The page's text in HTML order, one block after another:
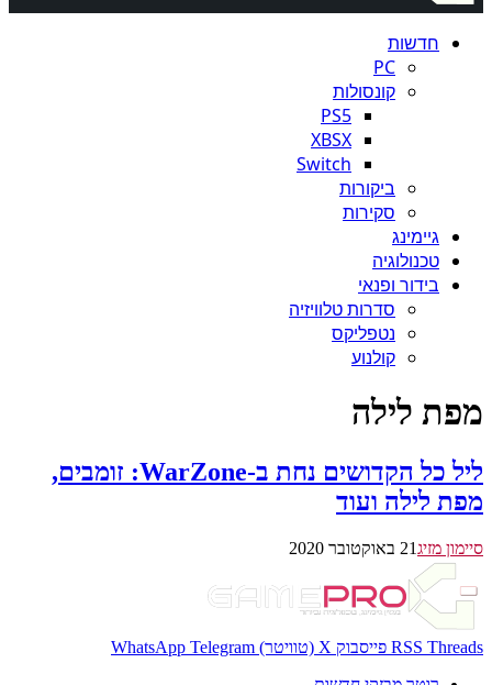
חדשות
PC
קונסולות
PS5
XBSX
Switch
ביקורות
סקירות
גיימינג
טכנולוגיה
בידור ופנאי
סדרות טלוויזיה
נטפליקס
קולנוע
מפת לילה
ליל כל הקדושים נחת ב-WarZone: זומבים,
מפת לילה ועוד
סיימון מזיג21 באוקטובר 2020
RSS Threads פייסבוק X (טוויטר) WhatsApp Telegram